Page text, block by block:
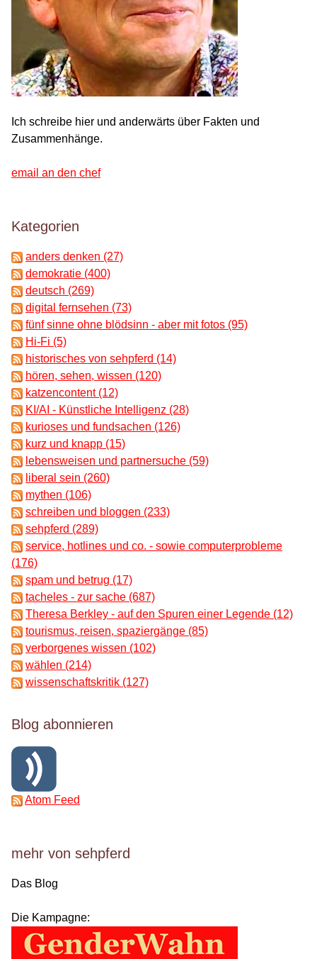
Ich schreibe hier und anderwärts über Fakten und
Zusammenhänge.
email an den chef
Kategorien
anders denken (27)
demokratie (400)
deutsch (269)
digital fernsehen (73)
fünf sinne ohne blödsinn - aber mit fotos (95)
Hi-Fi (5)
historisches von sehpferd (14)
hören, sehen, wissen (120)
katzencontent (12)
KI/AI - Künstliche Intelligenz (28)
kurioses und fundsachen (126)
kurz und knapp (15)
lebensweisen und partnersuche (59)
liberal sein (260)
mythen (106)
schreiben und bloggen (233)
sehpferd (289)
service, hotlines und co. - sowie computerprobleme
(176)
spam und betrug (17)
tacheles - zur sache (687)
Theresa Berkley - auf den Spuren einer Legende (12)
tourismus, reisen, spaziergänge (85)
verborgenes wissen (102)
wählen (214)
wissenschaftskritik (127)
Blog abonnieren
Atom Feed
mehr von sehpferd
Das Blog
Die Kampagne: